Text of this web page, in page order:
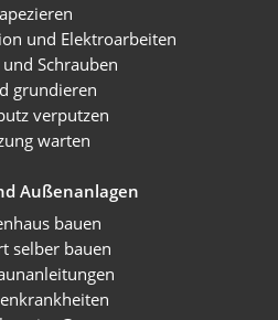
und Elektroarbeiten
Schrauben
grundieren
verputzen
warten
Außenanlagen
bauen
selber bauen